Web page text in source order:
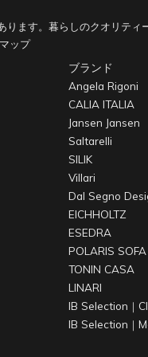
ます。暮らしのクオリティ
ップ
ブランド
Angela Rigoni
CALIA ITALIA
Jansen Jansen
Saltarelli
SILIK
Villari
Dal Segno
EICHHOLTZ
ESEDRA
POLARIS
TONIN CASA
LINARI
IB Selection｜
IB Selection｜